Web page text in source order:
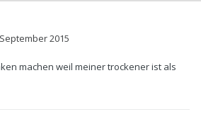
2015
machen weil meiner trockener ist als